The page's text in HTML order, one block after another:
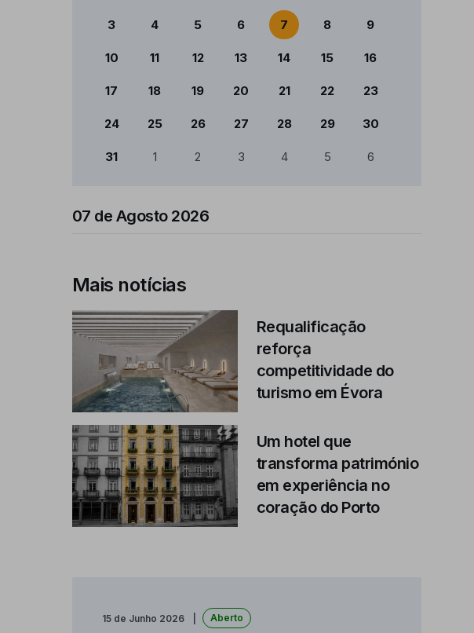
3 4 5 6 7 8 9
10 11 12 13 14 15 16
17 18 19 20 21 22 23
24 25 26 27 28 29 30
31 1 2 3 4 5 6
07 de Agosto 2026
Mais notícias
Requalificação
reforça
competitividade do
turismo em Évora
Um hotel que
transforma património
em experiência no
coração do Porto
15 de Junho 2026 Aberto